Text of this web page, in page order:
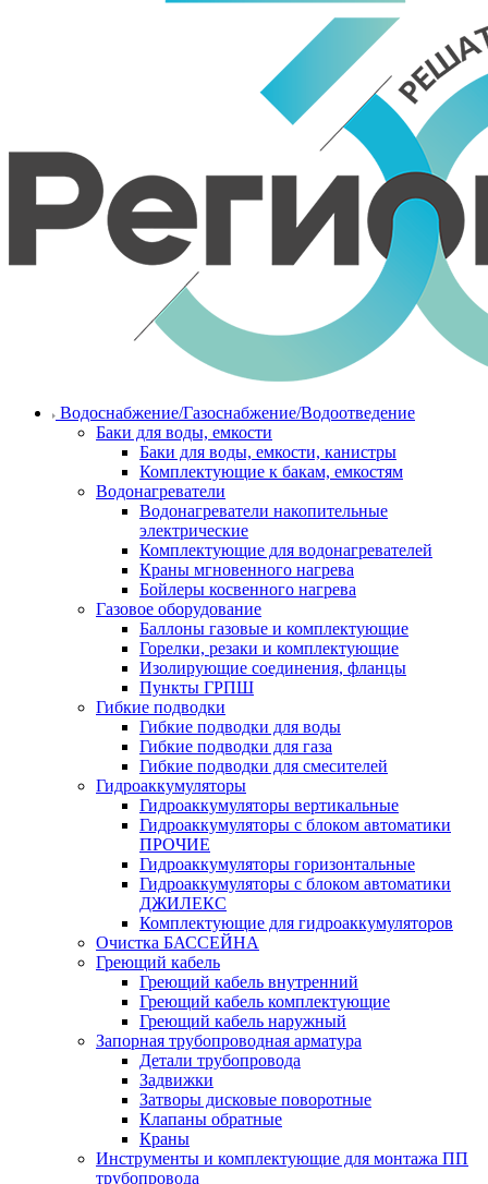
Водоснабжение/Газоснабжение/Водоотведение
Баки для воды, емкости
Баки для воды, емкости, канистры
Комплектующие к бакам, емкостям
Водонагреватели
Водонагреватели накопительные
электрические
Комплектующие для водонагревателей
Краны мгновенного нагрева
Бойлеры косвенного нагрева
Газовое оборудование
Баллоны газовые и комплектующие
Горелки, резаки и комплектующие
Изолирующие соединения, фланцы
Пункты ГРПШ
Гибкие подводки
Гибкие подводки для воды
Гибкие подводки для газа
Гибкие подводки для смесителей
Гидроаккумуляторы
Гидроаккумуляторы вертикальные
Гидроаккумуляторы с блоком автоматики
ПРОЧИЕ
Гидроаккумуляторы горизонтальные
Гидроаккумуляторы с блоком автоматики
ДЖИЛЕКС
Комплектующие для гидроаккумуляторов
Очистка БАССЕЙНА
Греющий кабель
Греющий кабель внутренний
Греющий кабель комплектующие
Греющий кабель наружный
Запорная трубопроводная арматура
Детали трубопровода
Задвижки
Затворы дисковые поворотные
Клапаны обратные
Краны
Инструменты и комплектующие для монтажа ПП
трубопровода